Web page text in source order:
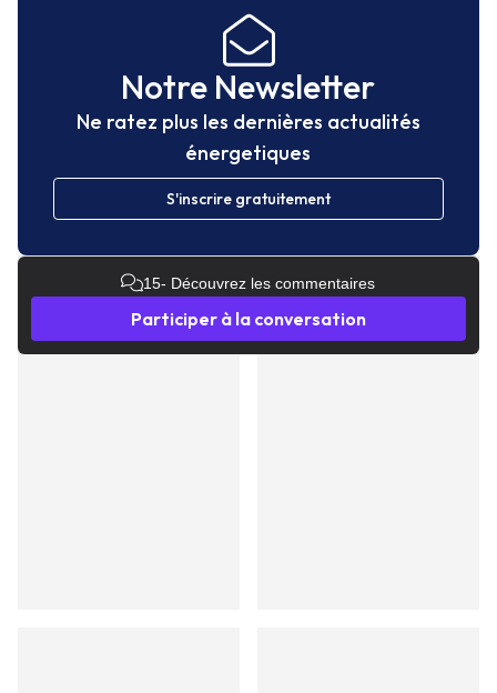
Notre Newsletter
Ne ratez plus les dernières actualités
énergetiques
S'inscrire gratuitement
15- Découvrez les commentaires
Participer à la conversation